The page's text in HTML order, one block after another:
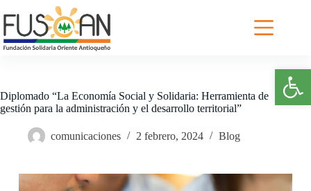
Abrir barra de herramientas
al
contenido
Diplomado “La Economía Social y Solidaria: Herramienta de
gestión para la administración y el desarrollo territorial”
comunicaciones 2 febrero, 2024 Blog